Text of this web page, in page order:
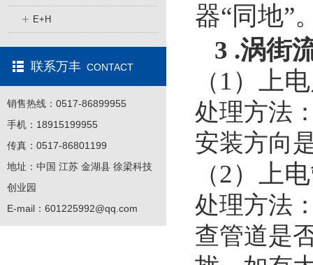
E+H
联系万丰 CONTACT
销售热线：0517-86899955
手机：18915199955
传真：0517-86801199
地址：中国 江苏 金湖县 徐梁科技
创业园
E-mail： 601225992@qq.com
器“同地”
3 .涡街
（ 1）上
处理方法
安装方向
（2）上
处理方法
查管道是